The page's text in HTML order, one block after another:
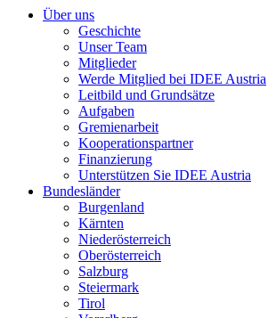
Über uns
Geschichte
Unser Team
Mitglieder
Werde Mitglied bei IDEE Austria
Leitbild und Grundsätze
Aufgaben
Gremienarbeit
Kooperationspartner
Finanzierung
Unterstützen Sie IDEE Austria
Bundesländer
Burgenland
Kärnten
Niederösterreich
Oberösterreich
Salzburg
Steiermark
Tirol